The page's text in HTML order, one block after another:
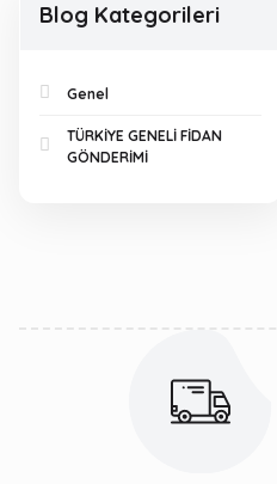
Blog Kategorileri
Genel
TÜRKİYE GENELİ FİDAN
GÖNDERİMİ